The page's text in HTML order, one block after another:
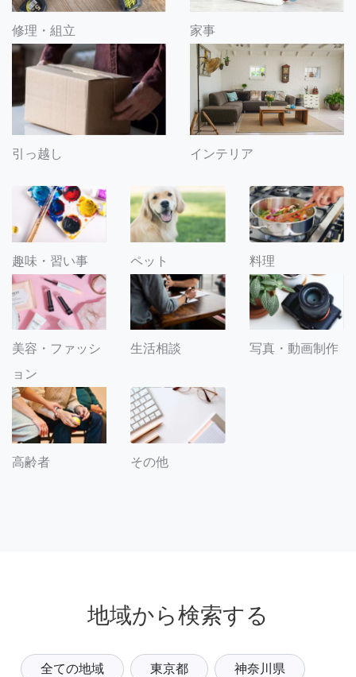
修理・組立 家事
引っ越し インテリア
趣味・習い事 ペット 料理
美容・ファッシ
ョン
生活相談 写真・動画制作
高齢者 その他
地域から検索する
全ての地域 東京都 神奈川県